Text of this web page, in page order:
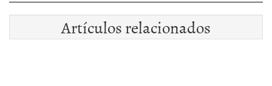
Artículos relacionados